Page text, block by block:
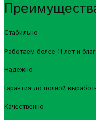
Стабильно
Работаем более 11 лет и
Надежно
Гарантия до полной
Качественно